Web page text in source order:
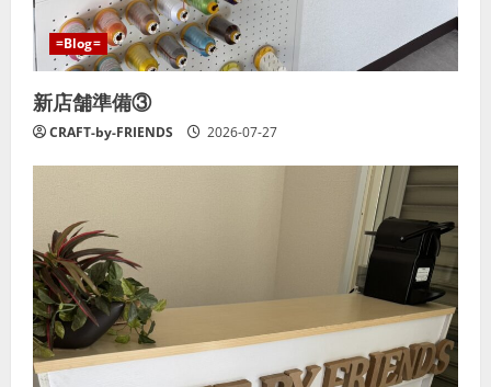
=Blog=
新店舗準備③
CRAFT-by-FRIENDS 2026-07-27